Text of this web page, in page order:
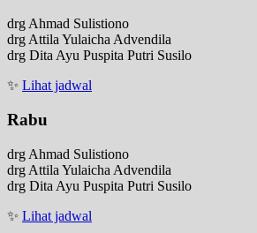
drg Ahmad Sulistiono
drg Attila Yulaicha Advendila
drg Dita Ayu Puspita Putri Susilo
✨ Lihat jadwal
Rabu
drg Ahmad Sulistiono
drg Attila Yulaicha Advendila
drg Dita Ayu Puspita Putri Susilo
✨ Lihat jadwal